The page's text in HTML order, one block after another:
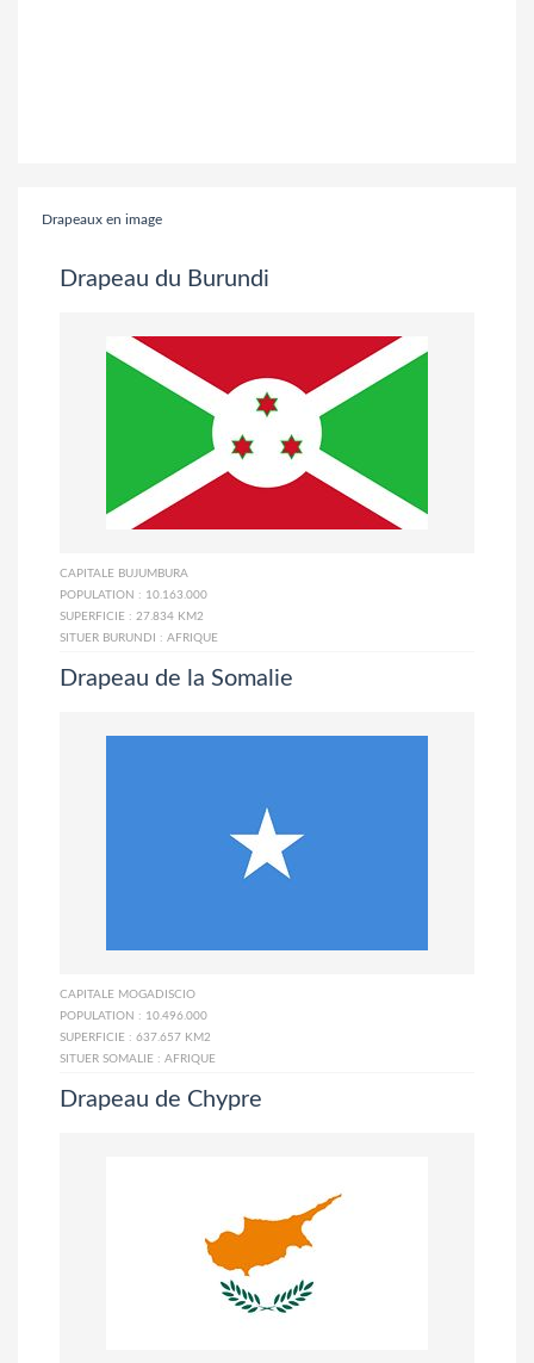
Drapeaux en image
Drapeau du Burundi
CAPITALE BUJUMBURA
POPULATION : 10.163.000
SUPERFICIE : 27.834 KM2
SITUER BURUNDI : AFRIQUE
Drapeau de la Somalie
CAPITALE MOGADISCIO
POPULATION : 10.496.000
SUPERFICIE : 637.657 KM2
SITUER SOMALIE : AFRIQUE
Drapeau de Chypre